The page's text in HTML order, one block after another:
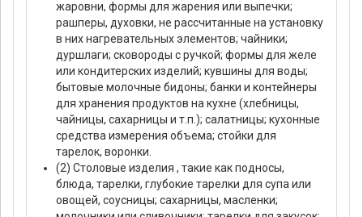
жаровни, формы для жарения или выпечки;
рашперы, духовки, не рассчитанные на установку
в них нагревательных элементов; чайники;
дуршлаги; сковороды с ручкой; формы для желе
или кондитерских изделий; кувшины для воды;
бытовые молочные бидоны; банки и контейнеры
для хранения продуктов на кухне (хлебницы,
чайницы, сахарницы и т.п.); салатницы; кухонные
средства измерения объема; стойки для
тарелок, воронки.
(2) Столовые изделия , такие как подносы,
блюда, тарелки, глубокие тарелки для супа или
овощей, соусницы; сахарницы, масленки;